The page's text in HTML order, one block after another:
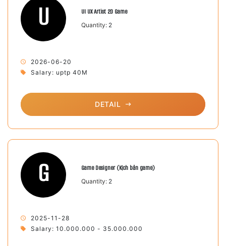
U UI UX Artist 2D Game
Quantity: 2
2026-06-20
Salary: uptp 40M
DETAIL
G Game Designer (Kịch bản game)
Quantity: 2
2025-11-28
Salary: 10.000.000 - 35.000.000